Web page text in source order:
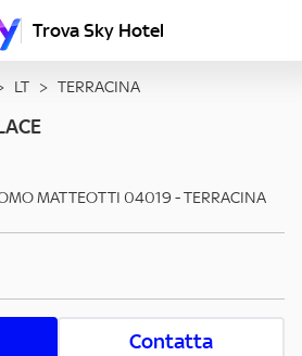
Trova Sky Hotel
LT > TERRACINA
MATTEOTTI 04019 -TERRACINA
Contatta